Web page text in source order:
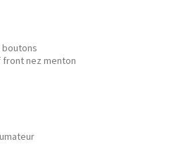
boutons
front nez menton